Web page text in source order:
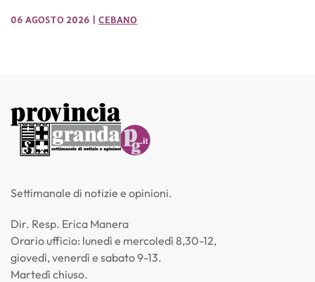
06 AGOSTO 2026 CEBANO
Settimanale di notizie e opinioni.
Dir. Resp. Erica Manera
Orario ufficio: lunedì e mercoledì 8,30-12,
giovedì, venerdì e sabato 9-13.
Martedì chiuso.